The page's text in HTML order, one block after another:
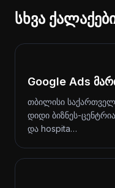
სხვა
Google Ads
თბილისი
დიდი ბიზნეს-
და hospita…